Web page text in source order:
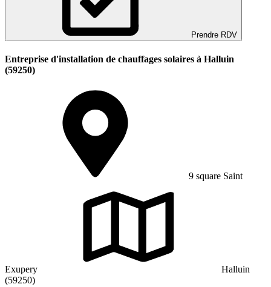
Prendre RDV
Entreprise d'installation de chauffages solaires à Halluin
(59250)
9 square Saint
Exupery
Halluin
(59250)